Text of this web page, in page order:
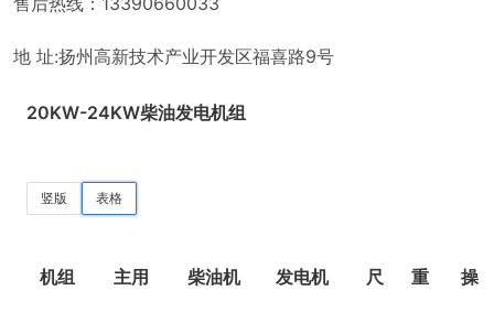
地 址:扬州高新技术产业开发区福喜路9号
20KW-24KW柴油发电机组
竖版 表格
机组 主用 柴油机 发电机 尺 重 操